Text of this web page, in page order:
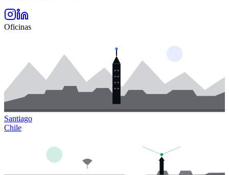
Oficinas
Santiago
Chile